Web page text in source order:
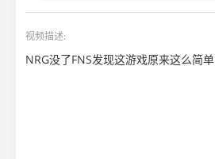
视频描述:
NRG没了FNS发现这游戏原来这么简单